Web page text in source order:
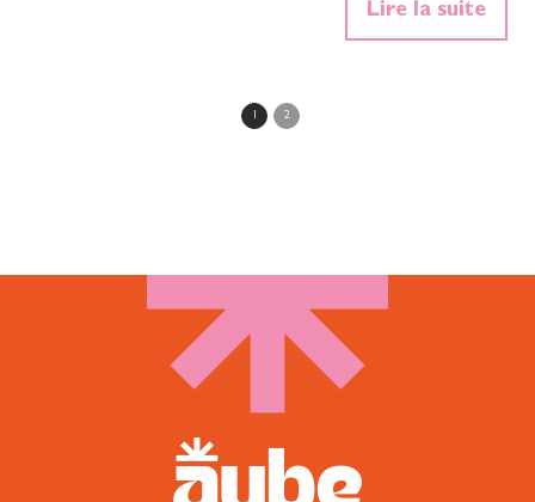
ont tout à fait compris l’importance de proposer un
Lire la suite
2